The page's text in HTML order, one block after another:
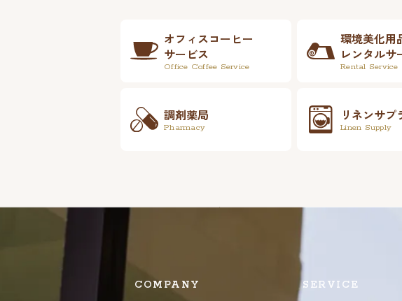
オフィスコーヒー
サービス
Office Coffee Service
環境美化用
レンタルサ
Rental Service
調剤薬局
Pharmacy
リネンサプ
Linen Supply
COMPANY SERVICE